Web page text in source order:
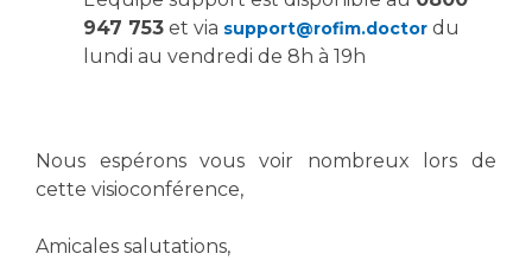
Nos indicateurs qualité et de sécurité des soins
Protection des données
Liste des marchés conclus
Documents utiles
947 753 et via support@rofim.doctor du
lundi au vendredi de 8h à 19h
Nous espérons vous voir nombreux lors de
cette visioconférence,
Amicales salutations,